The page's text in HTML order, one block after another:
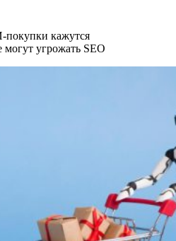
кажутся
угрожать SEO